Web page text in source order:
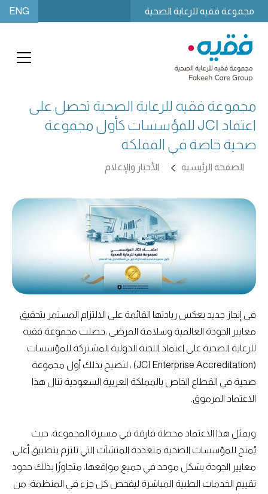
مجموعة فقيه للرعاية الصحية ENG
مجموعة فقيه للرعاية الصحية تحصل على
اعتماد JCI للمؤسسات كأول مجموعة
صحية خاصة في المملكة
الصفحة الرئيسية الأخبار والإعلام
في إنجاز جديد يعكس ريادتها القائمة على الالتزام المستمر بتحقيق
معايير الجودة العالمية وسلامة المرضى ،حصلت مجموعة فقيه
للرعاية الصحية على اعتماد اللجنة الدولية المشتركة للمؤسسات
(JCI Enterprise Accreditation) ، لتصبح بذلك أول مجموعة
صحية في القطاع الخاص بالمملكة العربية السعودية تنال هذا
الاعتماد المرموق.
ويمثل هذا الاعتماد محطة فارقة في مسيرة المجموعة، حيث
يُمنح للمؤسسات الصحية متعددة المنشآت التي تلتزم بتطبيق أعلى
معايير الجودة بشكل موحد في جميع مواقعها، متجاوزًا بذلك حدود
تقييم الخدمات الطبية المباشرة ليفحص كل جزء في المنظمة: من